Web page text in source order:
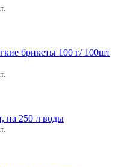
брикеты 100 г/ 100шт
на 250 л воды